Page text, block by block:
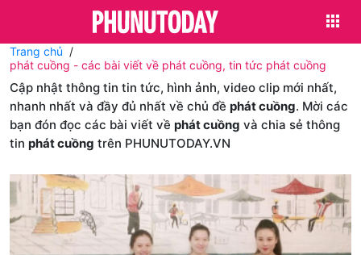
Trang chủ
phát cuồng - các bài viết về phát cuồng, tin tức phát cuồng
Cập nhật thông tin tin tức, hình ảnh, video clip mới nhất,
nhanh nhất và đầy đủ nhất về chủ đề phát cuồng. Mời các
bạn đón đọc các bài viết về phát cuồng và chia sẻ thông
tin phát cuồng trên PHUNUTODAY.VN